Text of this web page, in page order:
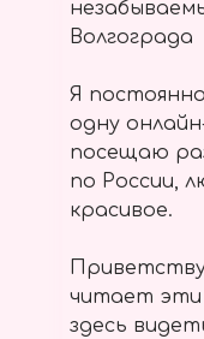
Волгограда
Я
одну
посещаю
по России,
красивое.
читает эти
здесь